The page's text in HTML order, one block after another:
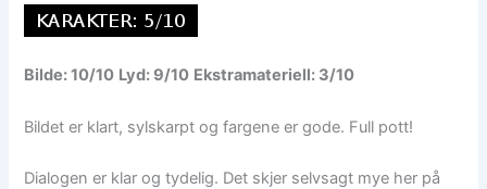
Bilde: 10/10 Lyd: 9/10 Ekstramateriell: 3/10
Bildet er klart, sylskarpt og fargene er gode. Full pott!
Dialogen er klar og tydelig. Det skjer selvsagt mye her på